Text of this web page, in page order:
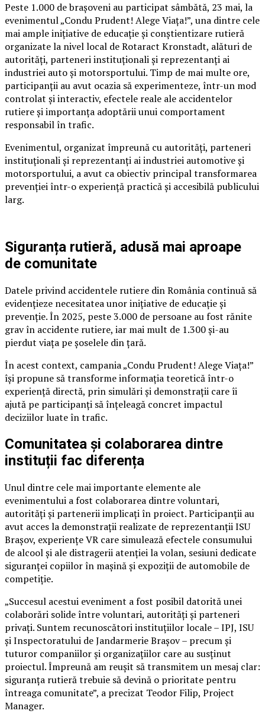
Peste 1.000 de brașoveni au participat sâmbătă, 23 mai, la
evenimentul „Condu Prudent! Alege Viața!”, una dintre cele
mai ample inițiative de educație și conștientizare rutieră
organizate la nivel local de Rotaract Kronstadt, alături de
autorități, parteneri instituționali și reprezentanți ai
industriei auto și motorsportului. Timp de mai multe ore,
participanții au avut ocazia să experimenteze, într-un mod
controlat și interactiv, efectele reale ale accidentelor
rutiere și importanța adoptării unui comportament
responsabil în trafic.
Evenimentul, organizat împreună cu autorități, parteneri
instituționali și reprezentanți ai industriei automotive și
motorsportului, a avut ca obiectiv principal transformarea
prevenției într-o experiență practică și accesibilă publicului
larg.
Siguranța rutieră, adusă mai aproape
de comunitate
Datele privind accidentele rutiere din România continuă să
evidențieze necesitatea unor inițiative de educație și
prevenție. În 2025, peste 3.000 de persoane au fost rănite
grav în accidente rutiere, iar mai mult de 1.300 și-au
pierdut viața pe șoselele din țară.
În acest context, campania „Condu Prudent! Alege Viața!”
își propune să transforme informația teoretică într-o
experiență directă, prin simulări și demonstrații care îi
ajută pe participanți să înțeleagă concret impactul
deciziilor luate în trafic.
Comunitatea și colaborarea dintre
instituții fac diferența
Unul dintre cele mai importante elemente ale
evenimentului a fost colaborarea dintre voluntari,
autorități și partenerii implicați în proiect. Participanții au
avut acces la demonstrații realizate de reprezentanții ISU
Brașov, experiențe VR care simulează efectele consumului
de alcool și ale distragerii atenției la volan, sesiuni dedicate
siguranței copiilor în mașină și expoziții de automobile de
competiție.
„Succesul acestui eveniment a fost posibil datorită unei
colaborări solide între voluntari, autorități și parteneri
privați. Suntem recunoscători instituțiilor locale – IPJ, ISU
și Inspectoratului de Jandarmerie Brașov – precum și
tuturor companiilor și organizațiilor care au susținut
proiectul. Împreună am reușit să transmitem un mesaj clar:
siguranța rutieră trebuie să devină o prioritate pentru
întreaga comunitate”, a precizat Teodor Filip, Project
Manager.